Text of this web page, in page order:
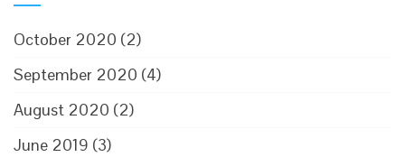
October 2020 (2)
September 2020 (4)
August 2020 (2)
June 2019 (3)